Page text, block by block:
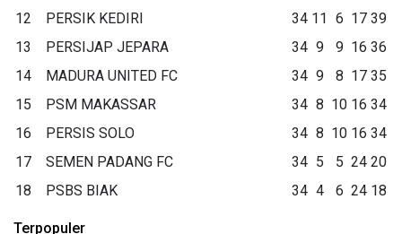
12
PERSIK KEDIRI 34 11 6 17 39
13
PERSIJAP JEPARA 34 9 9 16 36
14
MADURA UNITED FC 34 9 8 17 35
15
PSM MAKASSAR 34 8 10 16 34
16
PERSIS SOLO 34 8 10 16 34
17
SEMEN PADANG FC 34 5 5 24 20
18
PSBS BIAK 34 4 6 24 18
Terpopuler